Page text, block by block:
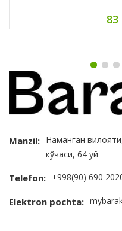
83
Manzil: Наманган
кўчаси, 64 уй
Telefon: +998(90) 690
Elektron pochta: